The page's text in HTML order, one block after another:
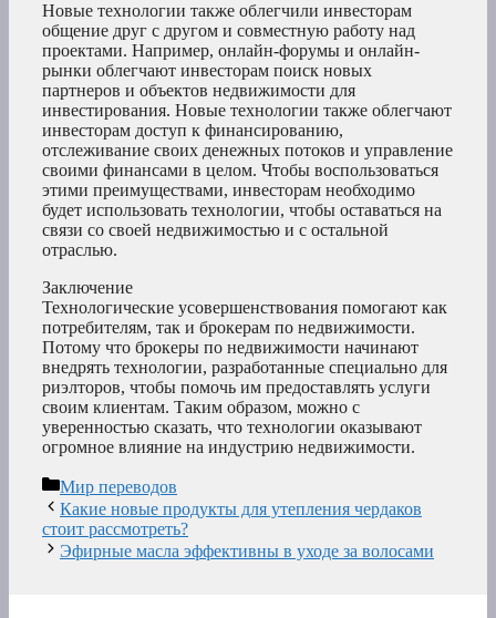
Новые технологии также облегчили инвесторам
общение друг с другом и совместную работу над
проектами. Например, онлайн-форумы и онлайн-
рынки облегчают инвесторам поиск новых
партнеров и объектов недвижимости для
инвестирования. Новые технологии также облегчают
инвесторам доступ к финансированию,
отслеживание своих денежных потоков и управление
своими финансами в целом. Чтобы воспользоваться
этими преимуществами, инвесторам необходимо
будет использовать технологии, чтобы оставаться на
связи со своей недвижимостью и с остальной
отраслью.
Заключение
Технологические усовершенствования помогают как
потребителям, так и брокерам по недвижимости.
Потому что брокеры по недвижимости начинают
внедрять технологии, разработанные специально для
риэлторов, чтобы помочь им предоставлять услуги
своим клиентам. Таким образом, можно с
уверенностью сказать, что технологии оказывают
огромное влияние на индустрию недвижимости.
Рубрики
Мир переводов
Какие новые продукты для утепления чердаков
стоит рассмотреть?
Эфирные масла эффективны в уходе за волосами